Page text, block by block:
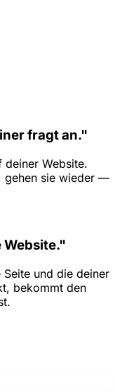
fragt an."
deiner Website.
gehen sie wieder —
Website."
und die deiner
bekommt den